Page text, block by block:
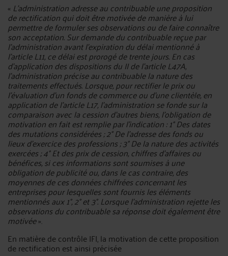
« L’administration adresse au contribuable une proposition
de rectification qui doit être motivée de manière à lui
permettre de formuler ses observations ou de faire connaître
son acceptation. Sur demande du contribuable reçue par
l’administration avant l’expiration du délai mentionné à
l’article L11, ce délai est prorogé de trente jours. En cas
d’application des dispositions du II de l’article L47A,
l’administration précise au contribuable la nature des
traitements effectués. Lorsque, pour rectifier le prix ou
l’évaluation d’un fonds de commerce ou d’une clientèle, en
application de l’article L17, l’administration se fonde sur la
comparaison avec la cession d’autres biens, l’obligation de
motivation en fait est remplie par l’indication : 1° Des dates
des mutations considérées ; 2° De l’adresse des fonds ou
lieux d’exercice des professions ; 3° De la nature des activités
exercées ; 4° Et des prix de cession, chiffres d’affaires ou
bénéfices, si ces informations sont soumises à une
obligation de publicité ou, dans le cas contraire, des
moyennes de ces données chiffrées concernant les
entreprises pour lesquelles sont fournis les éléments
mentionnés aux 1°, 2° et 3°. Lorsque l’administration rejette les
observations du contribuable sa réponse doit également être
motivée».
En matière de contrôle IFI, la motivation de cette proposition
de rectification est ainsi précisée